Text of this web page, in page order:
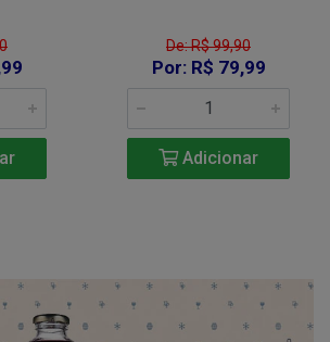
De: R$ 99,90
Por: R$ 79,99
Adicionar